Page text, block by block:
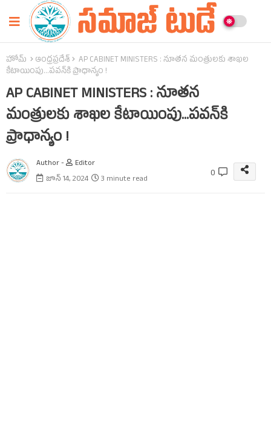
హోమ్ ఆంధ్రప్రదేశ్‌
AP CABINET MINISTERS : నూతన మంత్రులకు శాఖల
కేటాయింపు...పవన్‌కి ప్రాధాన్యం !
AP CABINET MINISTERS : నూతన
మంత్రులకు శాఖల కేటాయింపు...పవన్‌కి
ప్రాధాన్యం !
Author -
Editor
జూన్ 14, 2024
3 minute read 0